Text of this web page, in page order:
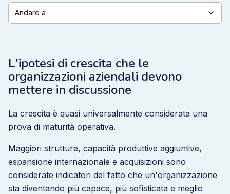
Andare a
L'ipotesi di crescita che le
organizzazioni aziendali devono
mettere in discussione
La crescita è quasi universalmente considerata una
prova di maturità operativa.
Maggiori strutture, capacità produttive aggiuntive,
espansione internazionale e acquisizioni sono
considerate indicatori del fatto che un'organizzazione
sta diventando più capace, più sofisticata e meglio